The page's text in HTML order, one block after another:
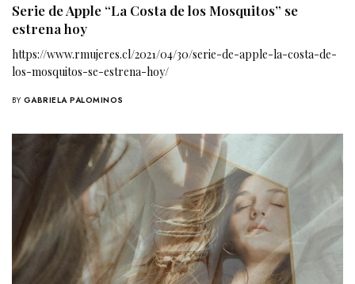
Serie de Apple “La Costa de los Mosquitos” se
estrena hoy
https://www.rmujeres.cl/2021/04/30/serie-de-apple-la-costa-de-
los-mosquitos-se-estrena-hoy/
BY GABRIELA PALOMINOS